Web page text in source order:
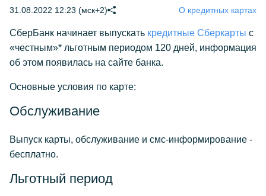
31.08.2022 12:23 (мск+2) О кредитных картах
СберБанк начинает выпускать кредитные Сберкарты с
«честным»* льготным периодом 120 дней, информация
об этом появилась на сайте банка.
Основные условия по карте:
Обслуживание
Выпуск карты, обслуживание и смс-информирование -
бесплатно.
Льготный период